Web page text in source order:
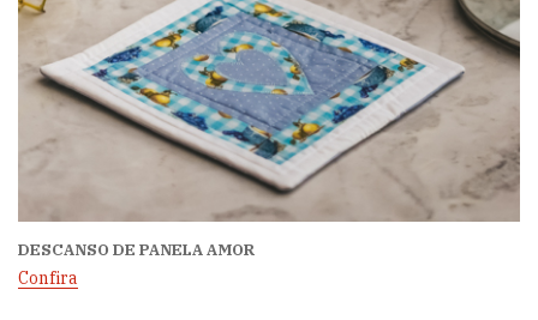
DESCANSO DE PANELA AMOR
Confira